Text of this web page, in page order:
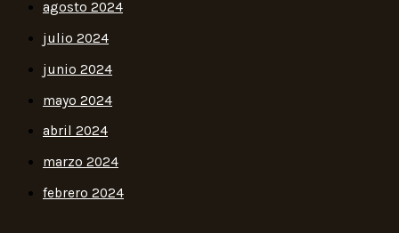
agosto 2024
julio 2024
junio 2024
mayo 2024
abril 2024
marzo 2024
febrero 2024